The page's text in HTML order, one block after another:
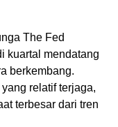
The Fed
kuartal mendatang
berkembang.
relatif terjaga,
terbesar dari tren